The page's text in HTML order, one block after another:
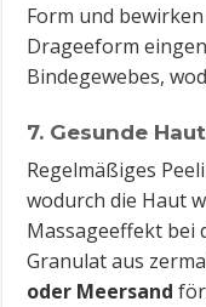
Form und
Drageeform
Bindegewebes,
7. Gesunde
Regelmäßiges
wodurch die Haut
Massageeffekt bei
Granulat aus
oder Meersand